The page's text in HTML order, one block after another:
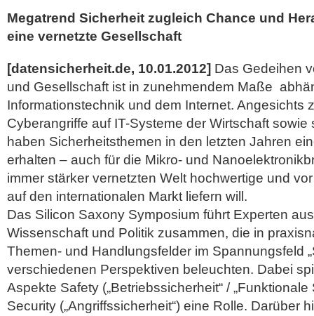
Megatrend Sicherheit zugleich Chance und
eine vernetzte Gesellschaft
[datensicherheit.de, 10.01.2012] Das Gedeihen
und Gesellschaft ist in zunehmendem Maße
Informationstechnik und dem Internet. Angesichts
Cyberangriffe auf IT-Systeme der Wirtschaft sowie
haben Sicherheitsthemen in den letzten Jahren
erhalten – auch für die Mikro- und
immer stärker vernetzten Welt hochwertige und
auf den internationalen Markt liefern will.
Das Silicon Saxony Symposium führt Experten
Wissenschaft und Politik zusammen, die in
Themen- und Handlungsfelder im Spannungsfeld
verschiedenen Perspektiven beleuchten. Dabei
Aspekte Safety („Betriebssicherheit“ / „Funktionale
Security („Angriffssicherheit“) eine Rolle. Darüber